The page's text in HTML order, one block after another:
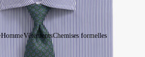
HommeVêtementsChemises formelles